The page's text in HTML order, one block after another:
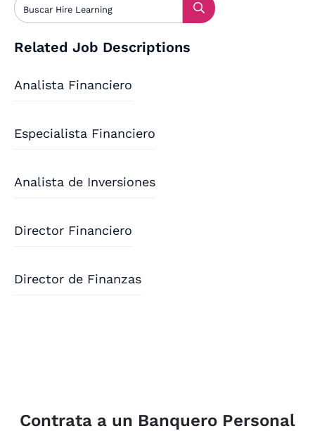
Related Job Descriptions
Analista Financiero
Especialista Financiero
Analista de Inversiones
Director Financiero
Director de Finanzas
Contrata a un Banquero Personal